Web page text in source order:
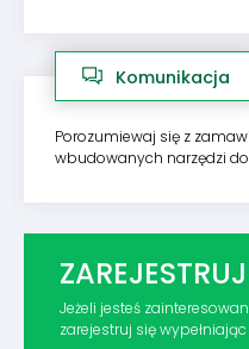
Komunikacja
Porozumiewaj się z
wbudowanych narzędzi
Jeżeli jesteś
zarejestruj się